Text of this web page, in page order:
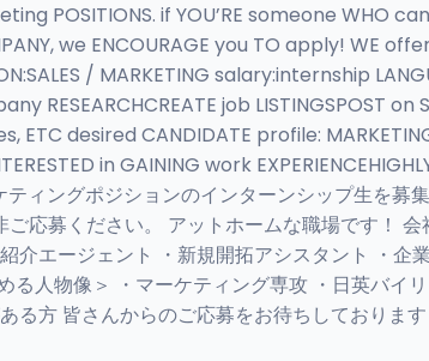
POSITIONS. if YOU’RE someone WHO
we ENCOURAGE you TO apply! WE
/ MARKETING salary:internship
RESEARCHCREATE job LISTINGSPOST
desired CANDIDATE profile:
in GAINING work
ィングポジションのインターンシップ生を募
応募ください。 アットホームな職場です！
介エージェント ・新規開拓アシスタント ・
人物像＞ ・マーケティング専攻 ・日英バイ
方 皆さんからのご応募をお待ちしておりま